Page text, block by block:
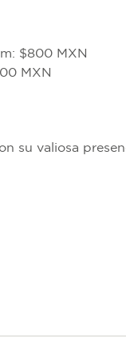
$800 MXN
MXN
su valiosa